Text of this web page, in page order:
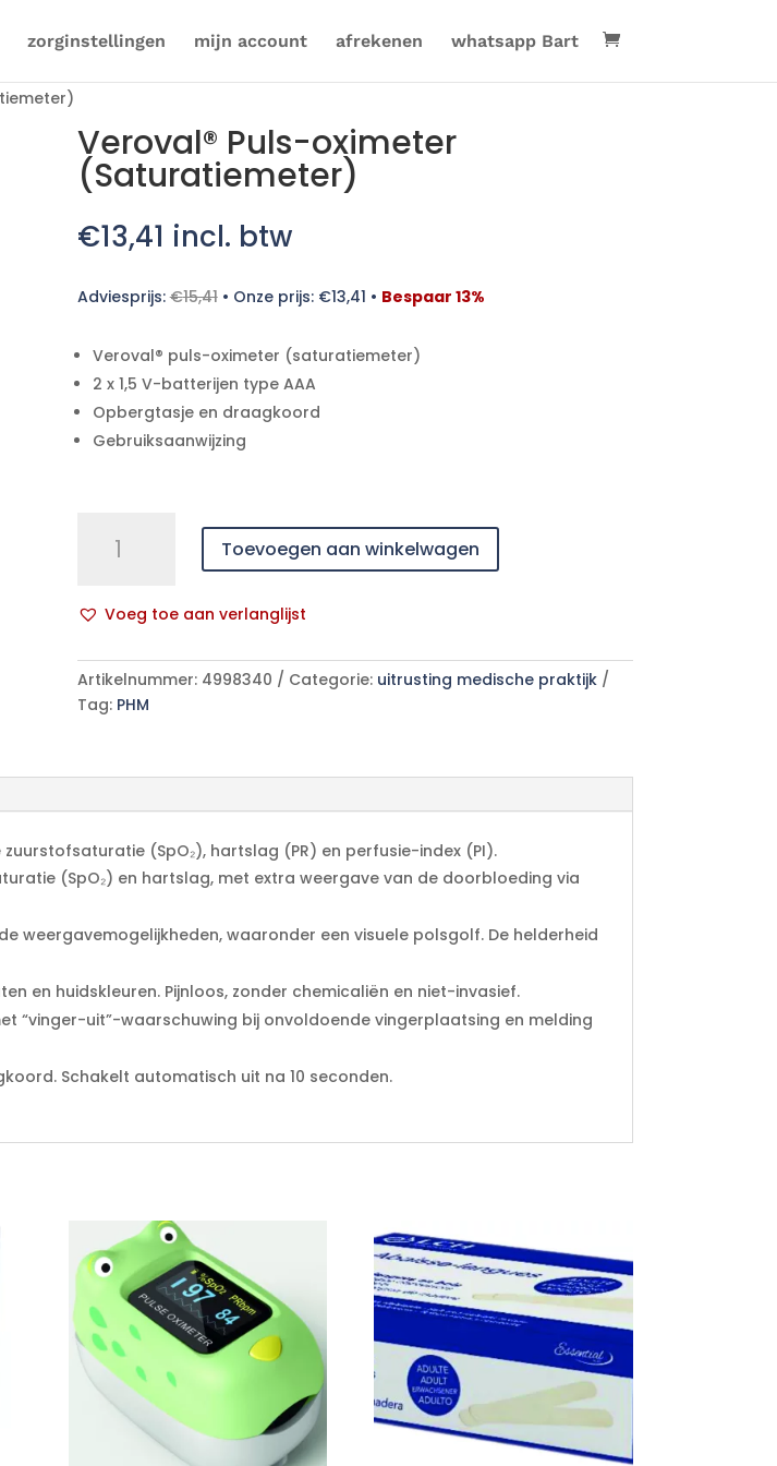
zorginstellingen mijn account afrekenen whatsapp Bart
Veroval® Puls-oximeter
(Saturatiemeter)
€13,41 incl. btw
Adviesprijs:€15,41• Onze prijs: €13,41 • Bespaar 13%
Veroval® puls-oximeter (saturatiemeter)
2 x 1,5 V-batterijen type AAA
Opbergtasje en draagkoord
Gebruiksaanwijzing
Puls-
aantal
Toevoegen aan winkelwagen
Voeg toe aan verlanglijst
l
t
e
t
e
Artikelnummer: 4998340 Categorie: uitrusting medische praktijk
Tag: PHM
(SpO₂), hartslag (PR) en perfusie-index (PI).
(SpO₂) en hartslag, met extra weergave van de doorbloeding via
weergavemogelijkheden, waaronder een visuele polsgolf. De helderheid
en huidskleuren. Pijnloos, zonder chemicaliën en niet-invasief.
“vinger-uit”-waarschuwing bij onvoldoende vingerplaatsing en melding
Schakelt automatisch uit na 10 seconden.